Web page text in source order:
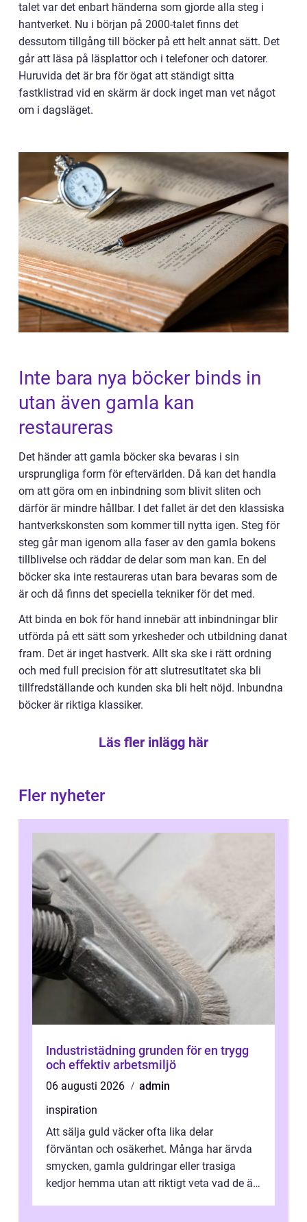
talet var det enbart händerna som gjorde alla steg i
hantverket. Nu i början på 2000-talet finns det
dessutom tillgång till böcker på ett helt annat sätt. Det
går att läsa på läsplattor och i telefoner och datorer.
Huruvida det är bra för ögat att ständigt sitta
fastklistrad vid en skärm är dock inget man vet något
om i dagsläget.
Inte bara nya böcker binds in
utan även gamla kan
restaureras
Det händer att gamla böcker ska bevaras i sin
ursprungliga form för eftervärlden. Då kan det handla
om att göra om en inbindning som blivit sliten och
därför är mindre hållbar. I det fallet är det den klassiska
hantverkskonsten som kommer till nytta igen. Steg för
steg går man igenom alla faser av den gamla bokens
tillblivelse och räddar de delar som man kan. En del
böcker ska inte restaureras utan bara bevaras som de
är och då finns det speciella tekniker för det med.
Att binda en bok för hand innebär att inbindningar blir
utförda på ett sätt som yrkesheder och utbildning danat
fram. Det är inget hastverk. Allt ska ske i rätt ordning
och med full precision för att slutresutltatet ska bli
tillfredställande och kunden ska bli helt nöjd. Inbundna
böcker är riktiga klassiker.
Läs fler inlägg här
Fler nyheter
Industristädning grunden för en trygg
och effektiv arbetsmiljö
06 augusti 2026
admin
inspiration
Att sälja guld väcker ofta lika delar
förväntan och osäkerhet. Många har ärvda
smycken, gamla guldringar eller trasiga
kedjor hemma utan att riktigt veta vad de är